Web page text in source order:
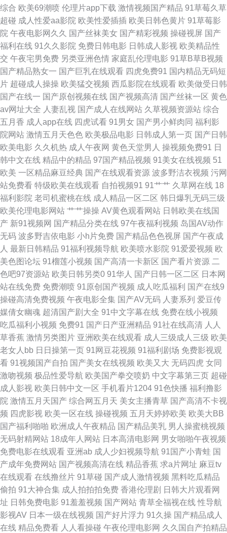
看黄色电影 女同伦理片 av不卡电影 一本到高清无码 ts色av 男人Av五月天
91免费视频版 久草国产视频 日韩一本道综合 亚洲成人系列 日韩在线123区
91福利合集系列 午夜97 成人操碰视频 大香蕉888 熟女AV免费观看 91cn入
口 日本成人影片网站 91撸视频 欧美性交网 香蕉视频入口 欧亚五区三级 欧
美久久综合伊人 麻豆午夜剧场 午夜丝袜AV电影 69AV视频 日逼无码视频 91
豆花网 老湿机无码 91社欧美 91豆花网站 91成人免费视频 97人操人 精品久
久成人网站 日本屄视频 91内操 国产色一色 欧美黄色网址 av变态另类 www
国产传媒 91性爱 91黑丝精品 99热超碰国产 人妖自慰 超碰人人摸干 超碰97
制服 超碰色偷偷机机干 91免费蜜桃 狠狠日天天干 人妻熟女一二三区 欧美激
情深爱网 少妇自蔚 91熟女免费视频 91福利视频网 午夜黄色三级 91黑料黑
丝 国产色av 久久播五月 欧美残虐另类网站 97人妻超碰 91黑丝在线 老湿影
院在线观看 伊人99大香蕉 婷婷碰碰 AV探花在线播放 五月天性福网 玖玖色
资源 国内超碰 97超超碰 日韩无码导航 日本毛荣荣 少妇自蔚 午夜福利宅女
亚洲av网子 日本不卡A片 欧美一二 国产伪娘专区 国产精品蜜芽AV 日韩肏屄
精品 超碰日韩 日韩大片免费试看 日韩情爱网 午夜日韩91 99热99热 国产25
页 欧美国产视频 AV香蕉 在线免费观看AV 成人a∨∨在线 AV红杏 尤物天天干
91网站按摩视频 www91熟女 国产精精 91大家都在搜 天天干视频网站 97人
操人 精品国产欧美日韩 天天干网址 91视频在线导航 欧洲戍人影院 TS性爱
激情 青娱乐92 久草福利 伊人东京热蜜桃 人人摸人人干 欧美足足交 国产123
页 91呦呦在线观看 美女91视频M 日本色色网 韩国AV三级 五月天桃色网 人
人草人人 国语对白精品 成人网视频 99超碰久 91撸视频 91视频97 成人剧场
综合 欧美69潮喷 伦理片app下载 激情视频国产精品 91草莓久草
超碰 成人性爱aa影院 欧美性爱插插 欧美日韩色黄片 91草莓影
院 午夜电影网久久 国产丝袜美女 国产精彩视频 操碰视屏 国产
福利在线 91久久影院 免费日韩电影 日韩成人影视 欧美精品性
交 午夜宅男免费 另类亚洲色情 家庭乱伦理电影 91草B草B视频
国产精品熟女一 国产巨乳在线观看 四虎免费91 国内精品无码短
片 超碰成人操操 欧美猛交视频 西瓜影院在线观看 欧美做受日韩
国产在线一 国产原创视频在线 国产视频高清 国产丝袜一区 黄色
av网址大全 人妻乱视 国产成人在线网站 久草视频资源站 综合
五月香 成人app在线 四虎试看 91男女 国产男小鲜肉同 福利影
院网站 激情五月天色色 欧美极品电影 日韩成人第一页 国产日韩
欧美电影 久久机热 成人午夜网 黄色天堂男人 操视频免费91 日
韩中文在线 精品中的精品 97国产精品视频 91美女在线视频 51
欧美 一区精品麻豆经典 国产在线观看资源 波多野洁衣视频 污网
站免费看 特级欧美在线观看 自拍视频91 91艹艹 久草网在线 18
福利影院 老司机蜜桃在线 成人精品一区二区 韩日爆乳无码三级
欧美伦理电影网站 艹艹操操 AV黄色观看网站 日韩欧美在线国
产 新91视频网 国产精品分类在线 97午夜福利视频 岛国AV动作
无码 波多野吉依电影 小h片免费 国产精品色色视屏 国产午夜成
人 最新日韩精品 91福利视频导航 欧美喷水影院 91爱爱视频 欧
美色图论坛 91榴莲小视频 国产高清一卡新区 国产看片资源 二
色吧97资源站 欧美日韩另类0 91华人 国产日韩一区二区 日本网
站在线免费 免费潮喷 91原创国产视频 成人吃瓜福利 国产在线9
操碰高清免费视频 午夜电影全集 国产AV无码 人妻系列 爱豆传
媒倩女幽魂 超清国产剧大全 91中文字幕在线 免费在线小视频
吃瓜福利小视频 免费91 国产日产亚洲精品 91社在线高清 人人
草香蕉 激情另类图片 亚洲欧美在线观看 成人三级成人三级 欧美
老女人bb 日日操第一页 91网豆花视频 91福利剧场 免费影视观
看 91视频国产自拍 国产美女在线视频 欧美又大 无码四虎 女同
激吻视频 极品性爱导航 欧美国产拳交喷奶 中文字幕第三页 超碰
成人影视 欧美日韩中文一区 手机看片1204 91色快播 福利撸影
院 激情五月天国产 综合网五月天 美女主播青草 国产高清不卡视
频 四虎影视 欧美一区在线 操碰视频 五月天婷婷欧美 欧美大BB
国产福利啪啪 欧洲成人午夜精品 国产精品美乳 男人操蜜桃视频
无码射精网站 18成年人网站 日本高清电影网 男女啪啪午夜视频
免费电影在线观看 亚洲ab 成人少妇视频导航 91国产小青蛙 国
产成年免费网站 国产视频高清在线 精品香蕉 求a片网址 麻豆tv
在线观看 在线撸丝片 91草碰 国产成人激情视频 黑料吃瓜精品
偷拍 91大神合集 成人拍拍拍免费 香港伦理剧 日韩大片观看网
址 日韩免费电影 91羞羞视频 国产网站 青草全福视在线 性导航
影视AV 日本一级在线视频 国产好片浮力 91久操 国产精品成人
在线 精品免费看 人人看操碰 午夜伦理电影网 久久国自产拍精品